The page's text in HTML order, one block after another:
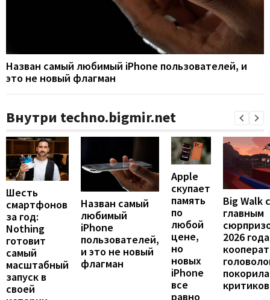
Назван самый любимый iPhone пользователей, и
это не новый флагман
Внутри techno.bigmir.net
Шесть
смартфонов
за год:
Nothing
готовит
самый
масштабный
запуск в
своей
Назван самый
любимый
iPhone
пользователей,
и это не новый
флагман
Apple
скупает
память
по
любой
цене,
но
новых
iPhone
все
равно
Big Walk
главным
2026
покорила
критиков